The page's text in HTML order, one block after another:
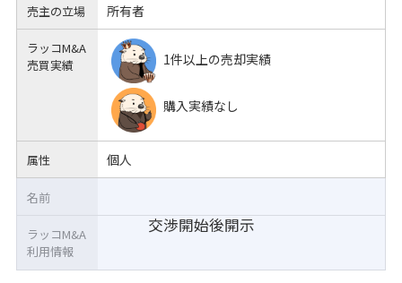
売主の立場 所有者
ラッコM&A
売買実績
1件以上の売却実績
購入実績なし
属性 個人
交渉開始後開示
名前
ラッコM&A
利用情報